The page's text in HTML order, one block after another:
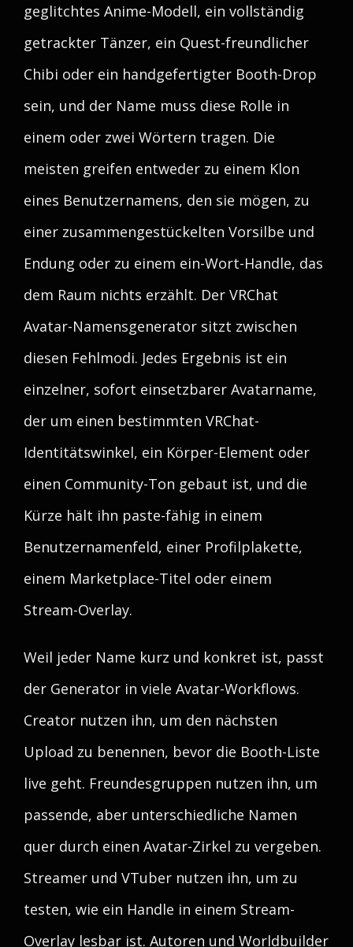
geglitchtes Anime-Modell, ein vollständig
getrackter Tänzer, ein Quest-freundlicher
Chibi oder ein handgefertigter Booth-Drop
sein, und der Name muss diese Rolle in
einem oder zwei Wörtern tragen. Die
meisten greifen entweder zu einem Klon
eines Benutzernamens, den sie mögen, zu
einer zusammengestückelten Vorsilbe und
Endung oder zu einem ein-Wort-Handle, das
dem Raum nichts erzählt. Der VRChat
Avatar-Namensgenerator sitzt zwischen
diesen Fehlmodi. Jedes Ergebnis ist ein
einzelner, sofort einsetzbarer Avatarname,
der um einen bestimmten VRChat-
Identitätswinkel, ein Körper-Element oder
einen Community-Ton gebaut ist, und die
Kürze hält ihn paste-fähig in einem
Benutzernamenfeld, einer Profilplakette,
einem Marketplace-Titel oder einem
Stream-Overlay.
Weil jeder Name kurz und konkret ist, passt
der Generator in viele Avatar-Workflows.
Creator nutzen ihn, um den nächsten
Upload zu benennen, bevor die Booth-Liste
live geht. Freundesgruppen nutzen ihn, um
passende, aber unterschiedliche Namen
quer durch einen Avatar-Zirkel zu vergeben.
Streamer und VTuber nutzen ihn, um zu
testen, wie ein Handle in einem Stream-
Overlay lesbar ist. Autoren und Worldbuilder